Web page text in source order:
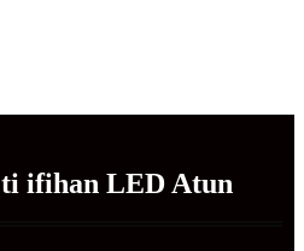
ti ifihan LED Atun